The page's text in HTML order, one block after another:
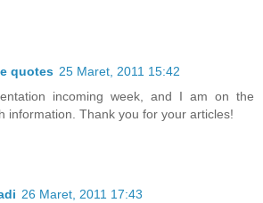
quotes 25 Maret, 2011 15:42
incoming week, and I am on the
information. Thank you for your articles!
26 Maret, 2011 17:43